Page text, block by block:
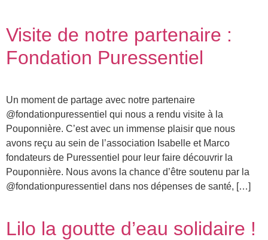
Visite de notre partenaire :
Fondation Puressentiel
Un moment de partage avec notre partenaire
@fondationpuressentiel qui nous a rendu visite à la
Pouponnière. C’est avec un immense plaisir que nous
avons reçu au sein de l’association Isabelle et Marco
fondateurs de Puressentiel pour leur faire découvrir la
Pouponnière. Nous avons la chance d’être soutenu par la
@fondationpuressentiel dans nos dépenses de santé, […]
Lilo la goutte d’eau solidaire !